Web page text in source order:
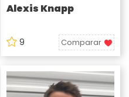
Alexis Knapp
9 Comparar